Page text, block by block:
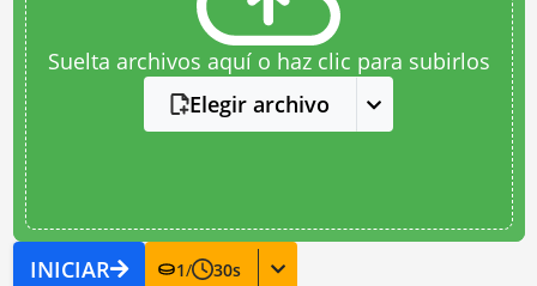
Suelta archivos aquí o haz clic para subirlos
Elegir archivo
INICIAR 1/ 30s